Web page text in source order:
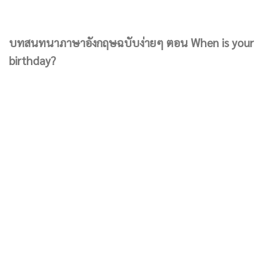
บทสนทนาภาษาอังกฤษฉบับง่ายๆ ตอน When is your
birthday?